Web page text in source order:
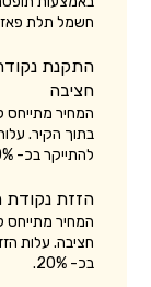
חשמל תלת פאזית
התקנת
חציבה
בתוך הקיר.
להתייקר בכ- 20%-30%.
הזזת
חציבה. עלות
בכ- 20%.